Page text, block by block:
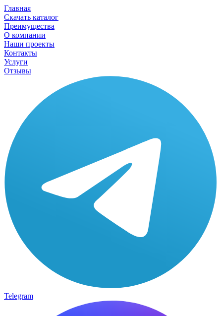
Главная
Скачать каталог
Преимущества
О компании
Наши проекты
Контакты
Услуги
Отзывы
Telegram